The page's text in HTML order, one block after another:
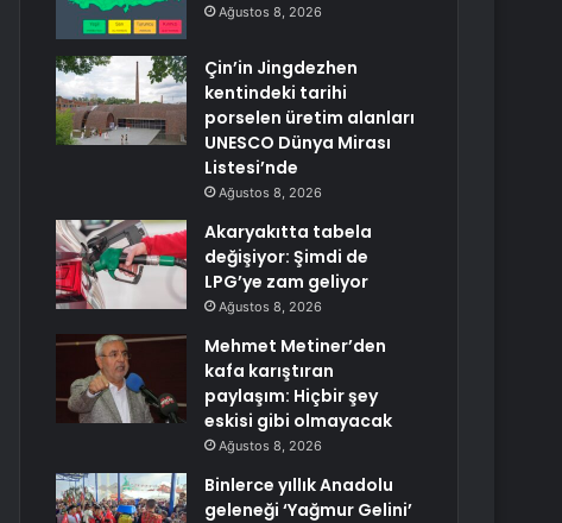
Ağustos 8, 2026
Çin’in Jingdezhen
kentindeki tarihi
porselen üretim alanları
UNESCO Dünya Mirası
Listesi’nde
Ağustos 8, 2026
Akaryakıtta tabela
değişiyor: Şimdi de
LPG’ye zam geliyor
Ağustos 8, 2026
Mehmet Metiner’den
kafa karıştıran
paylaşım: Hiçbir şey
eskisi gibi olmayacak
Ağustos 8, 2026
Binlerce yıllık Anadolu
geleneği ‘Yağmur Gelini’